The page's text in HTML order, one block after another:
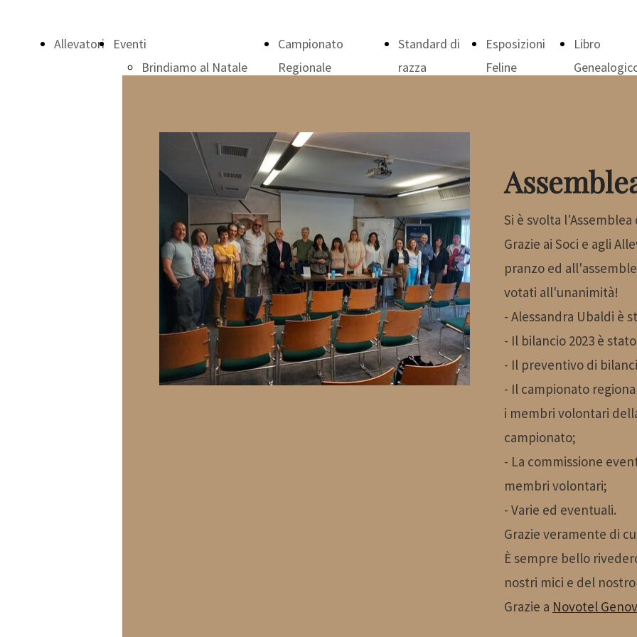
Allevatori
Eventi
Brindiamo al Natale
2024
Formazione e Cultura
Felina
Assemblea dei Soci
Campionato
Regionale
Campionato
Standard di
razza
Esposizioni
Feline
Libro
Si è svolta
Grazie ai Soci e agli
pranzo ed
votati all'unanimità!
- Alessandra Ubaldi è
- Il bilancio 2023 è
- Il preventivo di
- Il campionato
i membri volontari
campionato;
- La commissione
membri volontari;
- Varie ed eventuali.
Grazie veramente di
È sempre bello
nostri mici e del
Grazie a Novotel